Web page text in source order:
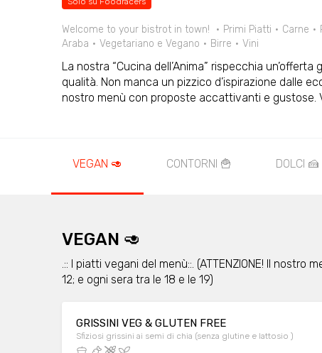
Welcome to your bistrot in town! Primi Piatti Carne
Araba
Vegetariano e Vegano Birre Vini
La nostra “Cucina dell’Anima” rispecchia
qualità. Non manca un pizzico d’ispirazione dalle
nostro menù con proposte accattivanti e gustose.
VEGAN 🥑 CONTORNI 🍟 DOLCI 🍰
VEGAN 🥑
.:: I piatti vegani del menù::. (ATTENZIONE! Il nostro
12; e ogni sera tra le 18 e le 19)
GRISSINI VEG & GLUTEN FREE
Sfiziosi grissini ai semi di chia (senza glutine e lattosio )